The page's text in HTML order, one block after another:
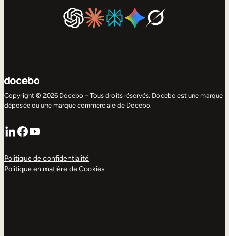
Copyright © 2026 Docebo – Tous droits réservés. Docebo est une marque
déposée ou une marque commerciale de Docebo.
LinkedIn
Facebook
YouTube
Politique de confidentialité
Politique en matière de Cookies